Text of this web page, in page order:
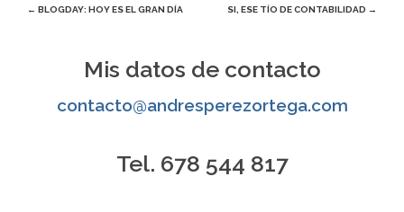
Navegación
entradas
← BLOGDAY: HOY ES EL GRAN DÍA SI, ESE TÍO DE CONTABILIDAD →
Mis datos de contacto
contacto@andresperezortega.com
Tel. 678 544 817